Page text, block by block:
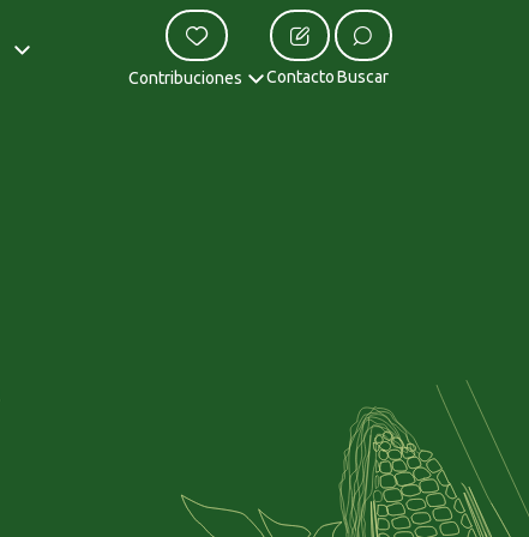
Contribuciones Contacto Buscar